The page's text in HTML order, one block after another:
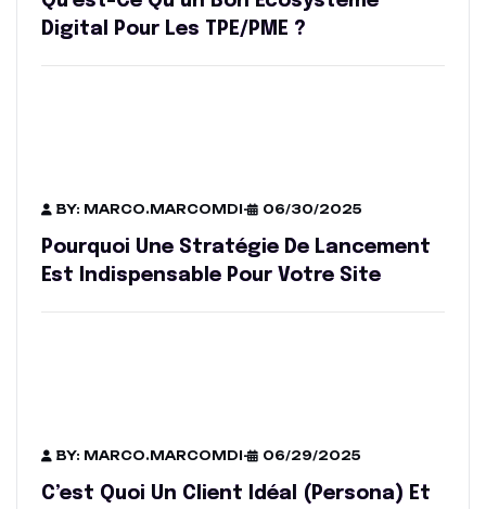
Digital Pour Les TPE/PME ?
BY: MARCO.MARCOMDI - 06/30/2025
Pourquoi Une Stratégie De Lancement
Est Indispensable Pour Votre Site
BY: MARCO.MARCOMDI - 06/29/2025
C’est Quoi Un Client Idéal (persona) Et